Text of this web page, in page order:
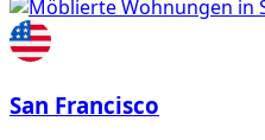
San Francisco